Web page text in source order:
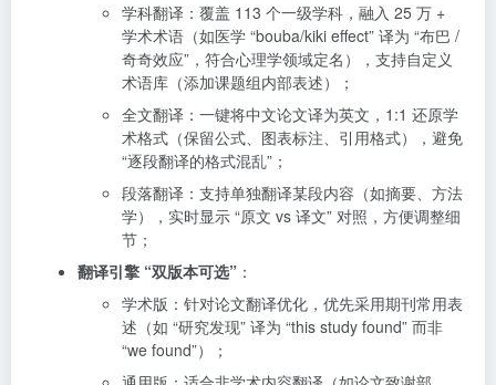
学科翻译：覆盖 113 个一级学科，融入 25 万 +
学术术语（如医学 “bouba/kiki effect” 译为 “布巴 /
奇奇效应”，符合心理学领域定名），支持自定义
术语库（添加课题组内部表述）；
全文翻译：一键将中文论文译为英文，1:1 还原学
术格式（保留公式、图表标注、引用格式），避免
“逐段翻译的格式混乱”；
段落翻译：支持单独翻译某段内容（如摘要、方法
学），实时显示 “原文 vs 译文” 对照，方便调整细
节；
翻译引擎 “双版本可选” ：
学术版：针对论文翻译优化，优先采用期刊常用表
述（如 “研究发现” 译为 “this study found” 而非
“we found”）；